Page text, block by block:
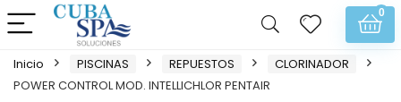
0
Inicio PISCINAS REPUESTOS
CLORINADOR
POWER CONTROL MOD. INTELLICHLOR PENTAIR